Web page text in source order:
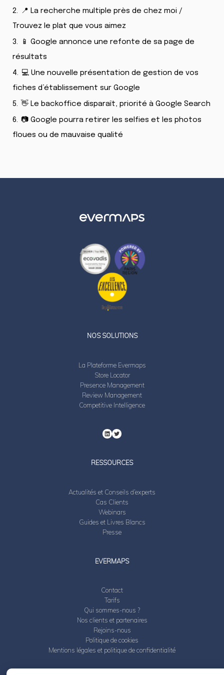
2. 📍 La recherche multiple près de chez moi /
Trouvez le plat que vous aimez
3.
📱 Google annonce une refonte de sa page de
résultats
4. 💻 Une nouvelle présentation de gestion de vos
fiches d’établissement sur Google
5. 👋 Le backoffice disparaît, priorité à Google Search
6. 📷 Google pourra retirer les selfies et les photos
floues ou de mauvaise qualité
NOS SOLUTIONS
La Plateforme Evermaps
Store Locator
Presence Management
Review Management
Competitive Intelligence
RESSOURCES
Actualités et Conseils d’experts
Cas Clients
Webinars
Guides et Livres Blancs
Presse
EVERMAPS
Contact
Tarifs
Qui sommes-nous ?
Nos clients et partenaires
Rejoins-nous
Politique de cookies
Mentions légales et politique de confidentialité